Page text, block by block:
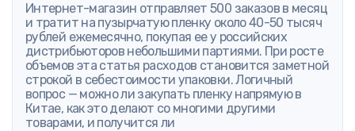
Интернет-магазин отправляет 500 заказов в месяц
и тратит на пузырчатую пленку около 40-50 тысяч
рублей ежемесячно, покупая ее у российских
дистрибьюторов небольшими партиями. При росте
объемов эта статья расходов становится заметной
строкой в себестоимости упаковки. Логичный
вопрос — можно ли закупать пленку напрямую в
Китае, как это делают со многими другими
товарами, и получится ли